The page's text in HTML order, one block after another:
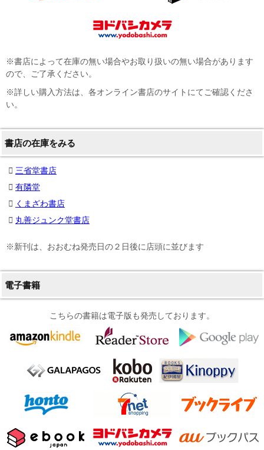
※書店によって在庫の無い場合やお取り扱いの無い場合があります
ので、ご了承ください。
※詳しい購入方法は、各オンライン書店のサイトにてご確認くださ
い。
書店の在庫をみる
三省堂書店
有隣堂
くまざわ書店
丸善ジュンク堂書店
※新刊は、おおむね発売日の２日後に店頭に並びます
電子書籍
こちらの書籍は電子版も発売しております。